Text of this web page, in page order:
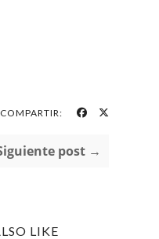
COMPARTIR:
post →
LIKE